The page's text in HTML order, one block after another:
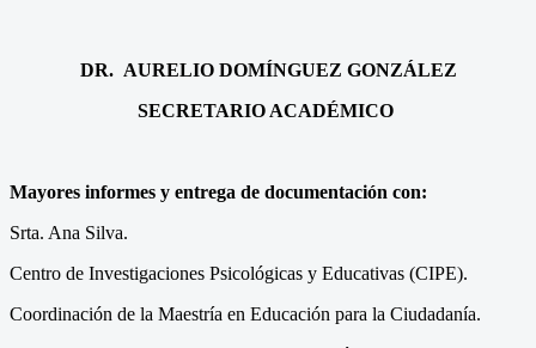
DR. AURELIO DOMÍNGUEZ GONZÁLEZ
SECRETARIO ACADÉMICO
Mayores informes y entrega de documentación con:
Srta. Ana Silva.
Centro de Investigaciones Psicológicas y Educativas (CIPE).
Coordinación de la Maestría en Educación para la Ciudadanía.